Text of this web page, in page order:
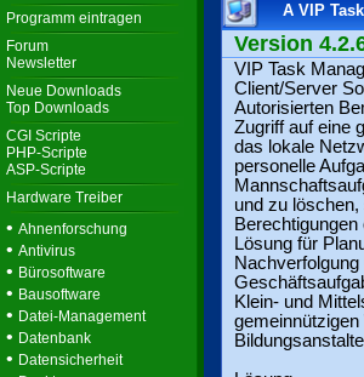
Programm eintragen
Forum
Newsletter
Neue Downloads
Top Downloads
CGI Scripte
PHP-Scripte
ASP-Scripte
Hardware Treiber
• Ahnenforschung
• Antivirus
• Bürosoftware
• Bausoftware
• Datei-Management
• Datenbank
• Datensicherheit
A VIP
Version
VIP Task
Client/Server
Autorisierten
Zugriff auf eine
das lokale
personelle
und zu
Lösung für
Klein- und
gemeinnützigen